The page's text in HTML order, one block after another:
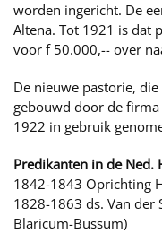
worden ingericht. De
Altena. Tot 1921 is dat
voor f 50.000,-- over
De nieuwe pastorie,
gebouwd door de firma
1922 in gebruik
Predikanten in de Ned.
1842-1843 Oprichting
1828-1863 ds. Van der
Blaricum-Bussum)